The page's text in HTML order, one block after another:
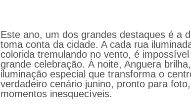
Este ano, um dos grandes destaques é a
toma conta da cidade. A cada rua
colorida tremulando no vento, é
grande celebração. À noite, Anguera
iluminação especial que transforma o
verdadeiro cenário junino, pronto para
momentos inesquecíveis.